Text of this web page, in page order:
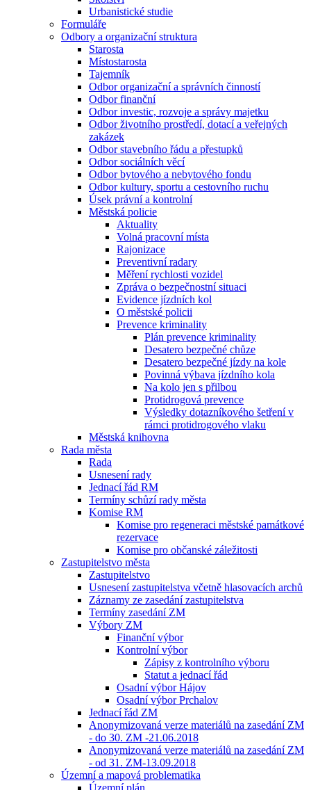
Urbanistické studie
Formuláře
Odbory a organizační struktura
Starosta
Místostarosta
Tajemník
Odbor organizační a správních činností
Odbor finanční
Odbor investic, rozvoje a správy majetku
Odbor životního prostředí, dotací a veřejných
zakázek
Odbor stavebního řádu a přestupků
Odbor sociálních věcí
Odbor bytového a nebytového fondu
Odbor kultury, sportu a cestovního ruchu
Úsek právní a kontrolní
Městská policie
Aktuality
Volná pracovní místa
Rajonizace
Preventivní radary
Měření rychlosti vozidel
Zpráva o bezpečnostní situaci
Evidence jízdních kol
O městské policii
Prevence kriminality
Plán prevence kriminality
Desatero bezpečné chůze
Desatero bezpečné jízdy na kole
Povinná výbava jízdního kola
Na kolo jen s přilbou
Protidrogová prevence
Výsledky dotazníkového šetření v
rámci protidrogového vlaku
Městská knihovna
Rada města
Rada
Usnesení rady
Jednací řád RM
Termíny schůzí rady města
Komise RM
Komise pro regeneraci městské památkové
rezervace
Komise pro občanské záležitosti
Zastupitelstvo města
Zastupitelstvo
Usnesení zastupitelstva včetně hlasovacích archů
Záznamy ze zasedání zastupitelstva
Termíny zasedání ZM
Výbory ZM
Finanční výbor
Kontrolní výbor
Zápisy z kontrolního výboru
Statut a jednací řád
Osadní výbor Hájov
Osadní výbor Prchalov
Jednací řád ZM
Anonymizovaná verze materiálů na zasedání ZM
- do 30. ZM -21.06.2018
Anonymizovaná verze materiálů na zasedání ZM
- od 31. ZM-13.09.2018
Územní a mapová problematika
Územní plán